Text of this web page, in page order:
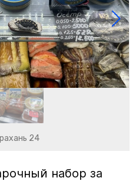
24
набор за